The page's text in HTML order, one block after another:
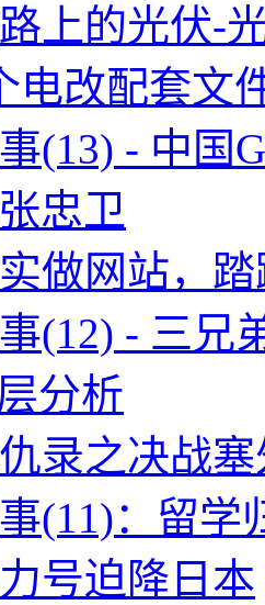
上的光伏-
电改配套文
(13) - 中国
忠卫
做网站，
(12) - 三兄
分析
录之决战
(11)：留学
号迫降日本